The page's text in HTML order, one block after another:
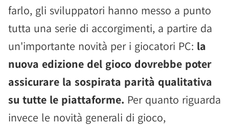
farlo, gli sviluppatori hanno messo a punto
tutta una serie di accorgimenti, a partire da
un'importante novità per i giocatori PC: la
nuova edizione del gioco dovrebbe poter
assicurare la sospirata parità qualitativa
su tutte le piattaforme. Per quanto riguarda
invece le novità generali di gioco,